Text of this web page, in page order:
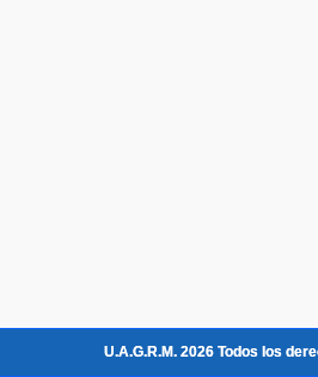
U.A.G.R.M. 2026 Todos los